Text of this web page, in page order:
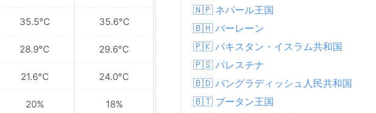
35.5°C
28.9°C
21.6°C
20%
35.6°C
29.6°C
24.0°C
18%
36.7°C
29.8°C
22.9°C
19%
🇳🇵 ネパール王国
🇧🇭 バーレーン
🇵🇰 パキスタン・イスラム共和国
🇵🇸 パレスチナ
🇧🇩 バングラディッシュ人民共和国
🇧🇹 ブータン王国